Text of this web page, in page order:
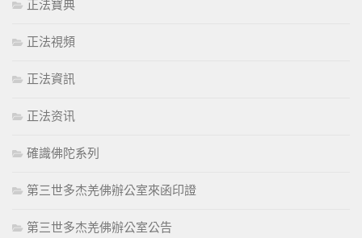
正法寶典
正法視頻
正法資訊
正法资讯
確識佛陀系列
第三世多杰羌佛辦公室來函印證
第三世多杰羌佛辦公室公告